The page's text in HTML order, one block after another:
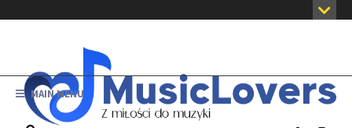
MAIN MENU